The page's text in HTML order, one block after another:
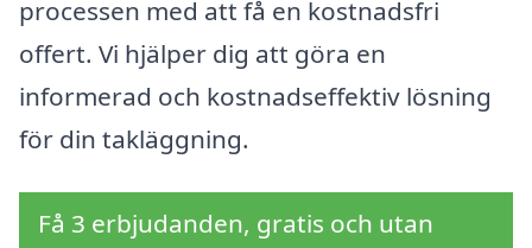
processen med att få en kostnadsfri
offert. Vi hjälper dig att göra en
informerad och kostnadseffektiv lösning
för din takläggning.
Få 3 erbjudanden, gratis och utan